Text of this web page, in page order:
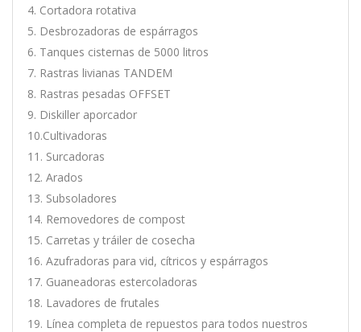
4. Cortadora rotativa
5. Desbrozadoras de espárragos
6. Tanques cisternas de 5000 litros
7. Rastras livianas TANDEM
8. Rastras pesadas OFFSET
9. Diskiller aporcador
10.Cultivadoras
11. Surcadoras
12. Arados
13. Subsoladores
14. Removedores de compost
15. Carretas y tráiler de cosecha
16. Azufradoras para vid, cítricos y espárragos
17. Guaneadoras estercoladoras
18. Lavadores de frutales
19. Línea completa de repuestos para todos nuestros